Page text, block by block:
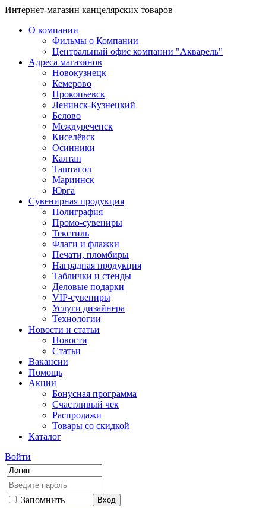
Интернет-магазин канцелярских товаров
О компании
Фильмы о Компании
Центральный офис компании "Акварель"
Адреса магазинов
Новокузнецк
Кемерово
Прокопьевск
Ленинск-Кузнецкий
Белово
Междуреченск
Киселёвск
Осинники
Калтан
Таштагол
Мариинск
Юрга
Сувенирная продукция
Полиграфия
Промо-сувениры
Текстиль
Флаги и флажки
Печати, пломбиры
Наградная продукция
Таблички и стенды
Деловые подарки
VIP-сувениры
Услуги дизайнера
Технологии
Новости и статьи
Новости
Статьи
Вакансии
Помощь
Акции
Бонусная программа
Счастливый чек
Распродажи
Товары со скидкой
Каталог
Войти
Запомнить